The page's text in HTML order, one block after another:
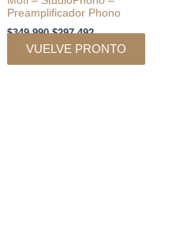
Preamplificador Phono
$349.990 $297.492
VUELVE PRONTO